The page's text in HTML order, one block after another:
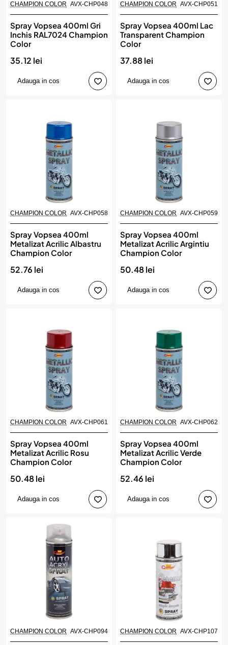
CHAMPION COLOR AVX-CHP048
Spray Vopsea 400ml Gri
Inchis RAL7024 Champion
Color
35.12 lei
Adauga in cos
CHAMPION COLOR AVX-CHP051
Spray Vopsea 400ml Lac
Transparent Champion
Color
37.88 lei
Adauga in cos
CHAMPION COLOR AVX-CHP058
Spray Vopsea 400ml
Metalizat Acrilic Albastru
Champion Color
52.76 lei
Adauga in cos
CHAMPION COLOR AVX-CHP059
Spray Vopsea 400ml
Metalizat Acrilic Argintiu
Champion Color
50.48 lei
Adauga in cos
CHAMPION COLOR AVX-CHP061
Spray Vopsea 400ml
Metalizat Acrilic Rosu
Champion Color
50.48 lei
Adauga in cos
CHAMPION COLOR AVX-CHP062
Spray Vopsea 400ml
Metalizat Acrilic Verde
Champion Color
52.46 lei
Adauga in cos
CHAMPION COLOR AVX-CHP094 CHAMPION COLOR AVX-CHP107